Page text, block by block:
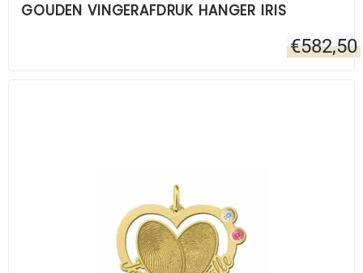
GOUDEN VINGERAFDRUK HANGER IRIS
€582,50